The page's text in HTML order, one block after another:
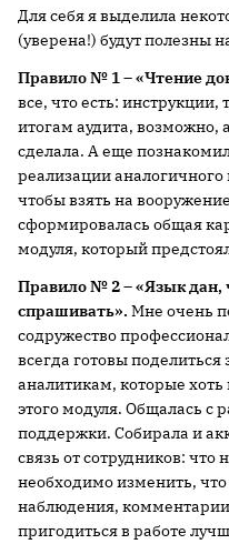
Для себя я выделила
(уверена!) будут полезны
Правило № 1 – «Чтение
все, что есть: инструкции,
итогам аудита, возможно,
сделала. А еще
реализации
чтобы взять на
сформировалась общая
модуля, который
Правило № 2 – «Язык дан,
спрашивать». Мне очень
содружество
всегда готовы
аналитикам, которые хоть
этого модуля. Общалась с
поддержки. Собирала и
связь от сотрудников: что
необходимо изменить,
наблюдения,
пригодиться в работе